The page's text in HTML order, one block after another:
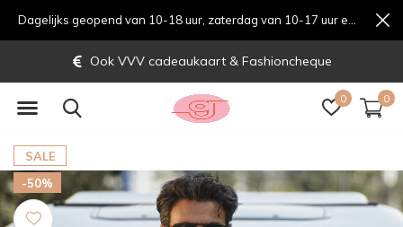
0 0
Ook VVV cadeaukaart & Fashioncheque
SALE
-50%